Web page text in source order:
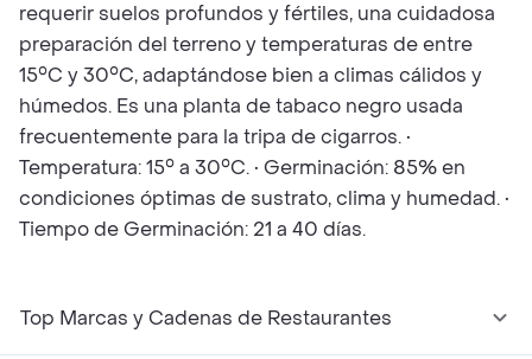
requerir suelos profundos y fértiles, una cuidadosa
preparación del terreno y temperaturas de entre
15°C y 30°C, adaptándose bien a climas cálidos y
húmedos. Es una planta de tabaco negro usada
frecuentemente para la tripa de cigarros. •
Temperatura: 15° a 30°C. • Germinación: 85% en
condiciones óptimas de sustrato, clima y humedad. •
Tiempo de Germinación: 21 a 40 días.
Top Marcas y Cadenas de Restaurantes